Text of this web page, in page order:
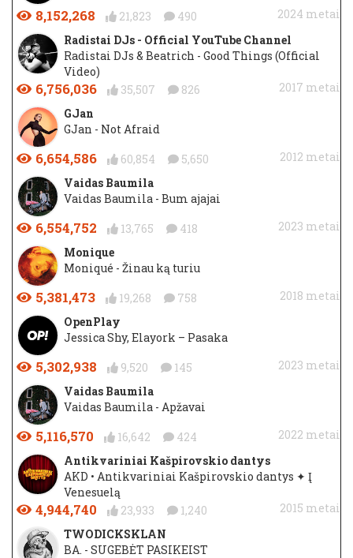
8,152,268 21,823 490
2024 metai
Radistai DJs - Official YouTube Channel
Radistai DJs & Beatrich - Good Things (Official
Video)
6,756,036 35,507 826
2017 metai
GJan
GJan - Not Afraid
6,654,586 60,854 5,650
2012 metai
Vaidas Baumila
Vaidas Baumila - Bum ajajai
6,554,752 13,765 418
2023 metai
Monique
Moniqué - Žinau ką turiu
5,381,473 19,268 758
2018 metai
OpenPlay
Jessica Shy, Elayork – Pasaka
5,302,938 9,520 145
2023 metai
Vaidas Baumila
Vaidas Baumila - Apžavai
5,116,570 16,642 424
2022 metai
Antikvariniai Kašpirovskio dantys
AKD • Antikvariniai Kašpirovskio dantys ✦ Į
Venesuelą
4,944,740 23,933 1,240
2015 metai
TWODICKSKLAN
BA. - SUGEBĖT PASIKEIST